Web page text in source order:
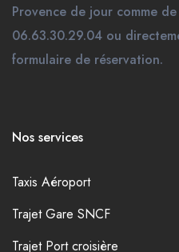
Provence de jour comme
06.63.30.29.04 ou
formulaire de réservation.
Nos services
Taxis Aéroport
Trajet Gare SNCF
Trajet Port croisière